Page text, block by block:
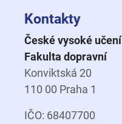
Kontakty
České vysoké
Fakulta dopravní
Konviktská 20
110 00 Praha 1
IČO: 68407700